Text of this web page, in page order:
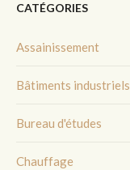
CATÉGORIES
Assainissement
Bâtiments industriels
Bureau d'études
Chauffage